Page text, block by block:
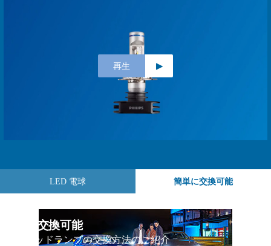
再生
LED 電球 簡単に交換可能
簡単に交換可能
LED ヘッドランプの交換方法のご紹介